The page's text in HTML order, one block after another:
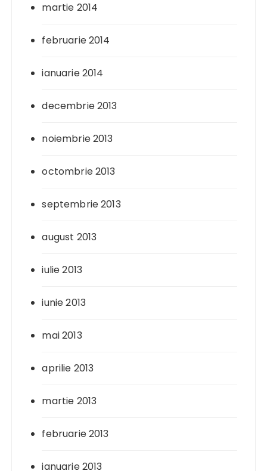
martie 2014
februarie 2014
ianuarie 2014
decembrie 2013
noiembrie 2013
octombrie 2013
septembrie 2013
august 2013
iulie 2013
iunie 2013
mai 2013
aprilie 2013
martie 2013
februarie 2013
ianuarie 2013